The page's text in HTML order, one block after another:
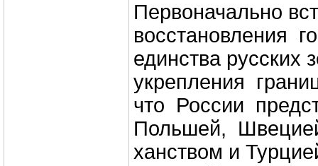
Первоначально
восстановления
единства русских
укрепления
что России
Польшей,
ханством и